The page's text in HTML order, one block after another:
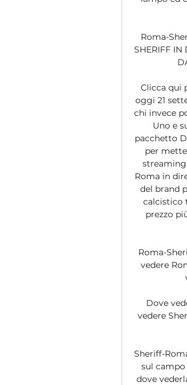
Roma-
SHERIFF
Clicca qui
oggi 21
chi invece
Uno e
pacchetto
per
Roma in
del brand
calcistico
prezzo
Roma-
vedere
Dove
vedere
Sheriff-
sul campo
dove